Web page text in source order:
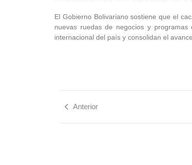
El Gobierno Bolivariano sostiene que el
nuevas ruedas de negocios y
internacional del país y consolidan el
Anterior